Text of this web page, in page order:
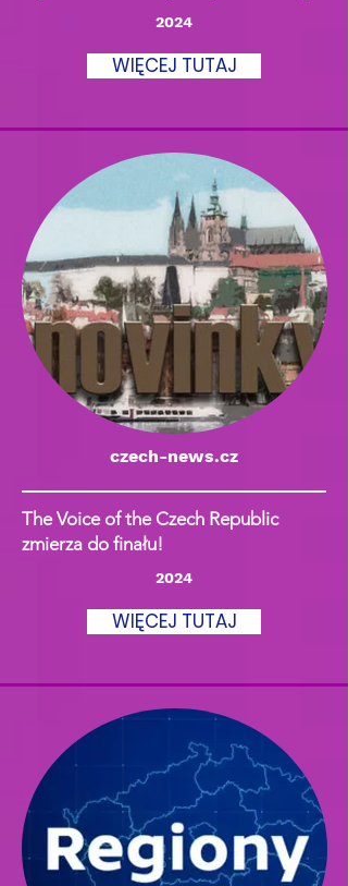
2024
WIĘCEJ TUTAJ
czech-news.cz
The Voice of the Czech Republic
zmierza do finału!
2024
WIĘCEJ TUTAJ